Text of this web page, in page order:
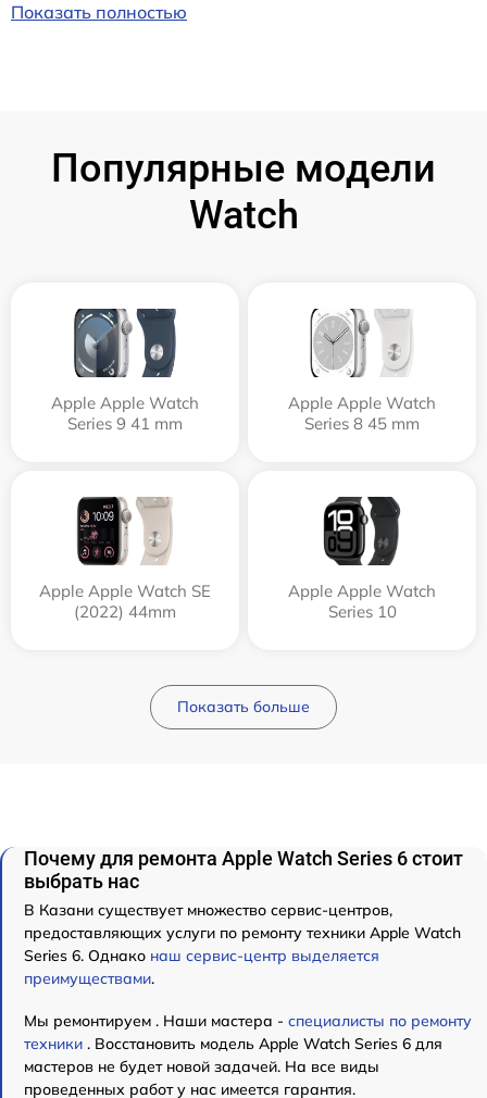
Показать полностью
Популярные модели
Watch
Apple Apple Watch
Series 9 41 mm
Apple Apple Watch
Series 8 45 mm
Apple Apple Watch SE
(2022) 44mm
Apple Apple Watch
Series 10
Показать больше
Почему для ремонта Apple Watch Series 6 стоит
выбрать нас
В Казани существует множество сервис-центров,
предоставляющих услуги по ремонту техники Apple Watch
Series 6. Однако наш сервис-центр выделяется
преимуществами.
Мы ремонтируем . Наши мастера - специалисты по ремонту
техники . Восстановить модель Apple Watch Series 6 для
мастеров не будет новой задачей. На все виды
проведенных работ у нас имеется гарантия.